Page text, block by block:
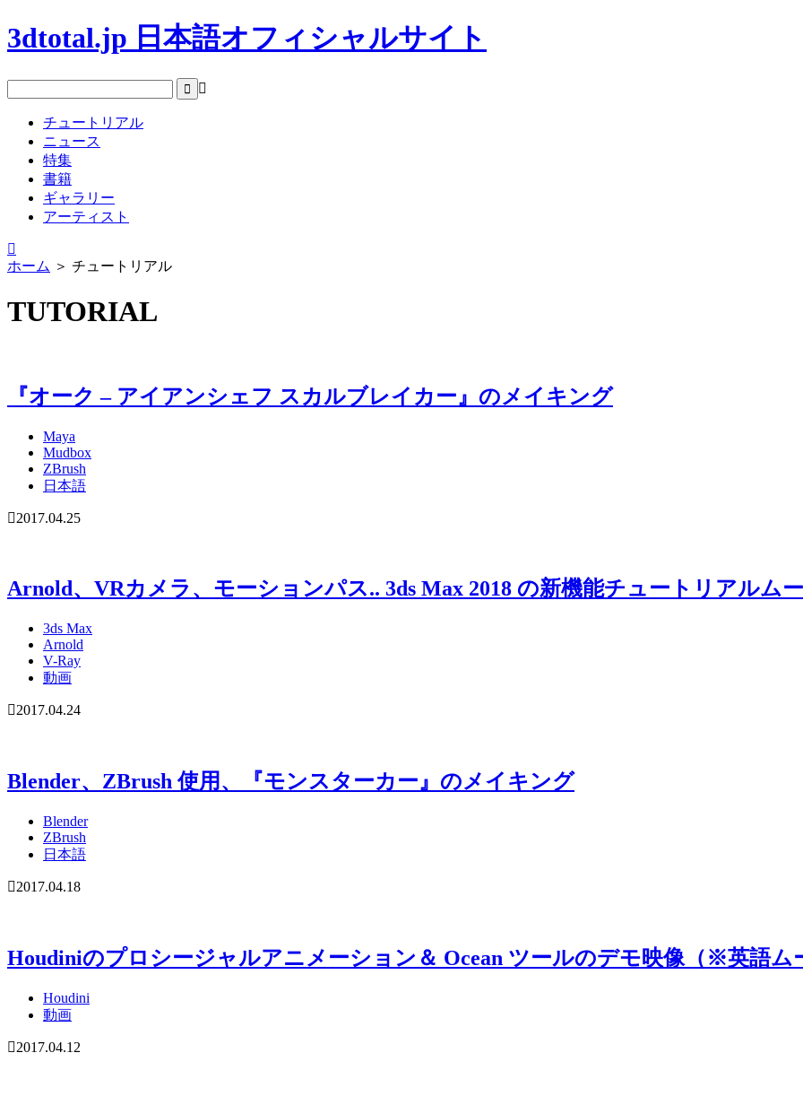
3dtotal.jp 日本語オフィシャルサイト
チュートリアル
ニュース
特集
書籍
ギャラリー
アーティスト
ホーム ＞ チュートリアル
TUTORIAL
『オーク – アイアンシェフ スカルブレイカー』のメイキング
Maya
Mudbox
ZBrush
日本語
2017.04.25
Arnold、VRカメラ、モーションパス.. 3ds Max 2018 の新機能チュートリアルム
3ds Max
Arnold
V-Ray
動画
2017.04.24
Blender、ZBrush 使用、『モンスターカー』のメイキング
Blender
ZBrush
日本語
2017.04.18
Houdiniのプロシージャルアニメーション＆ Ocean ツールのデモ映像（※英語ム
Houdini
動画
2017.04.12